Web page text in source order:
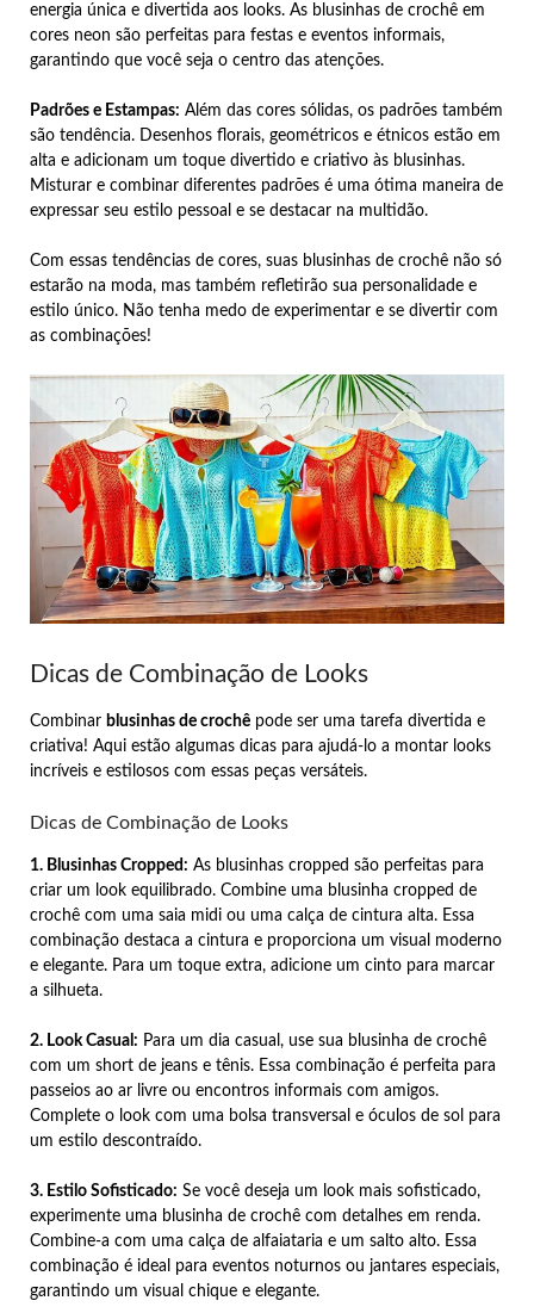
energia única e divertida aos looks. As blusinhas de crochê em
cores neon são perfeitas para festas e eventos informais,
garantindo que você seja o centro das atenções.
Padrões e Estampas: Além das cores sólidas, os padrões também
são tendência. Desenhos florais, geométricos e étnicos estão em
alta e adicionam um toque divertido e criativo às blusinhas.
Misturar e combinar diferentes padrões é uma ótima maneira de
expressar seu estilo pessoal e se destacar na multidão.
Com essas tendências de cores, suas blusinhas de crochê não só
estarão na moda, mas também refletirão sua personalidade e
estilo único. Não tenha medo de experimentar e se divertir com
as combinações!
Dicas de Combinação de Looks
Combinar blusinhas de crochê pode ser uma tarefa divertida e
criativa! Aqui estão algumas dicas para ajudá-lo a montar looks
incríveis e estilosos com essas peças versáteis.
Dicas de Combinação de Looks
1. Blusinhas Cropped: As blusinhas cropped são perfeitas para
criar um look equilibrado. Combine uma blusinha cropped de
crochê com uma saia midi ou uma calça de cintura alta. Essa
combinação destaca a cintura e proporciona um visual moderno
e elegante. Para um toque extra, adicione um cinto para marcar
a silhueta.
2. Look Casual: Para um dia casual, use sua blusinha de crochê
com um short de jeans e tênis. Essa combinação é perfeita para
passeios ao ar livre ou encontros informais com amigos.
Complete o look com uma bolsa transversal e óculos de sol para
um estilo descontraído.
3. Estilo Sofisticado: Se você deseja um look mais sofisticado,
experimente uma blusinha de crochê com detalhes em renda.
Combine-a com uma calça de alfaiataria e um salto alto. Essa
combinação é ideal para eventos noturnos ou jantares especiais,
garantindo um visual chique e elegante.